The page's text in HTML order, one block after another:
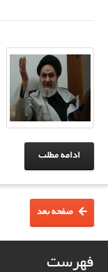
ادامه مطلب
صفحه بعد
فهرست